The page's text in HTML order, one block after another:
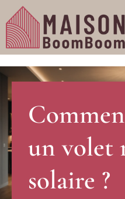
un volet
solaire ?